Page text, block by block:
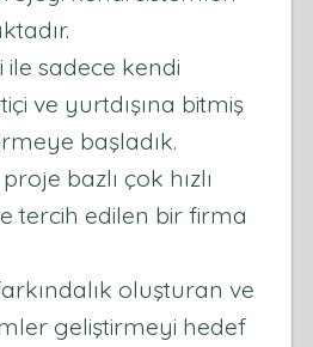
ile sadece kendi
ve yurtdışına bitmiş
başladık.
bazlı çok hızlı
tercih edilen bir firma
oluşturan ve
geliştirmeyi hedef